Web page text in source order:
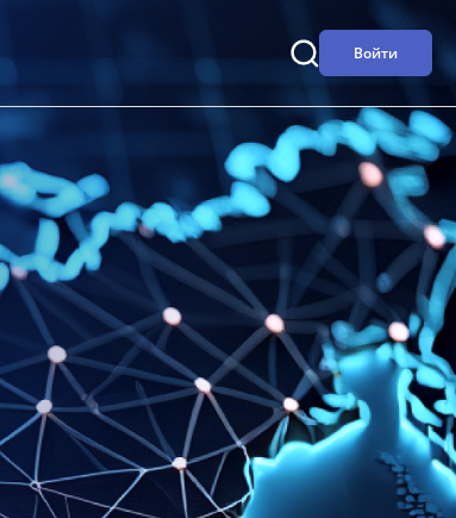
Войти